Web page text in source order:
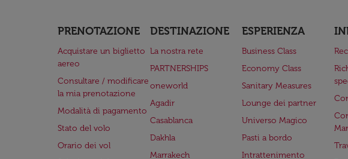
PRENOTAZIONE
Acquistare un biglietto
aereo
Consultare / modificare
la mia prenotazione
Modalità di pagamento
Stato del volo
Orario dei vol
DESTINAZIONE
La nostra rete
PARTNERSHIPS
oneworld
Agadir
Casablanca
Dakhla
Marrakech
ESPERIENZA
Business Class
Economy Class
Sanitary Measures
Lounge dei partner
Universo Magico
Pasti a bordo
Intrattenimento